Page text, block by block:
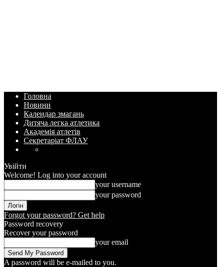
Головна
Новини
Календар змагань
Дитяча легка атлетика
Академія атлетів
Секретаріат ФЛАУ
Увійти
Welcome! Log into your account
your username
your password
Forgot your password? Get help
Password recovery
Recover your password
your email
A password will be e-mailed to you.